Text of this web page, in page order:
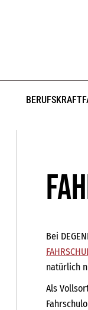
Bei
natürlich
Als